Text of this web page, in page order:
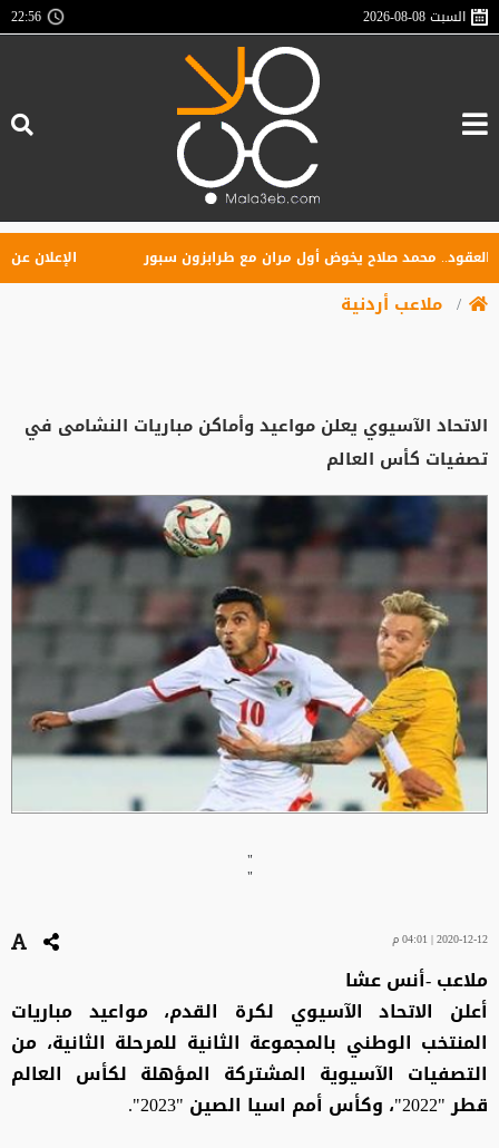
السبت2026-08-08
22:56
محمد صلاح يخوض أول مران مع طرابزون سبور الإعلان عن
ملاعب أردنية
الاتحاد الآسيوي يعلن مواعيد وأماكن مباريات النشامى في
تصفيات كأس العالم
"
"
2020-12-12 | 04:01 م
ملاعب -أنس عشا
أعلن الاتحاد الآسيوي لكرة القدم، مواعيد مباريات
المنتخب الوطني بالمجموعة الثانية للمرحلة الثانية، من
التصفيات الآسيوية المشتركة المؤهلة لكأس العالم
قطر "2022"، وكأس أمم اسيا الصين "2023".